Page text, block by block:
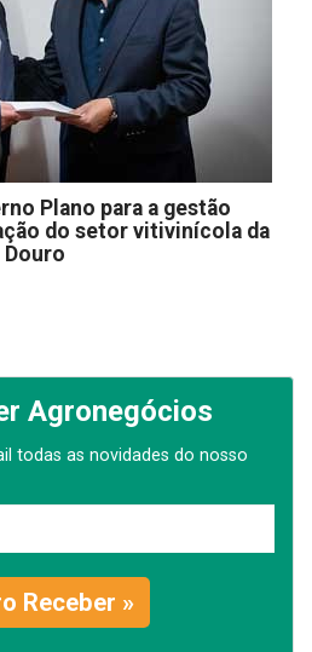
Plano para a gestão
do setor vitivinícola da
Douro
Agronegócios
todas as novidades do nosso
Receber »